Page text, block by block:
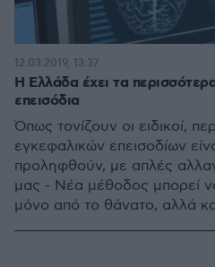
Η Ελλάδα έχει τα
επεισόδια
Όπως τονίζουν οι ειδικοί,
εγκεφαλικών επεισοδίων
προληφθούν, με απλές
μας - Νέα μέθοδος μπορεί
μόνο από το θάνατο, αλλά
12.03.2019, 13:37